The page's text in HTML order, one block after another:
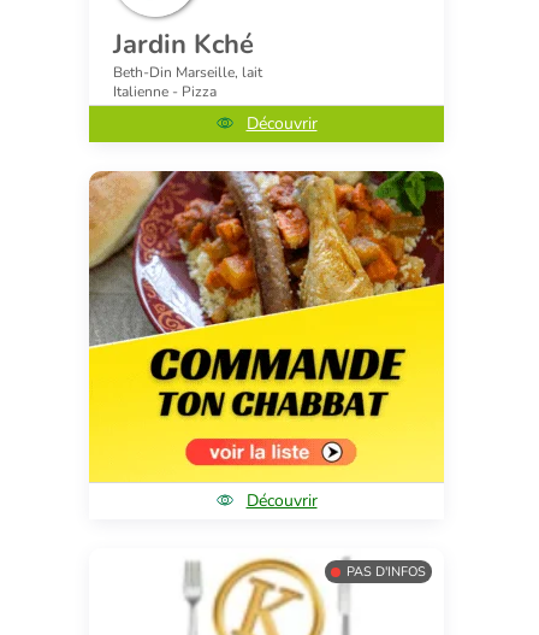
Jardin Kché
Beth-Din Marseille, lait
Italienne - Pizza
Découvrir
Découvrir
PAS D'INFOS